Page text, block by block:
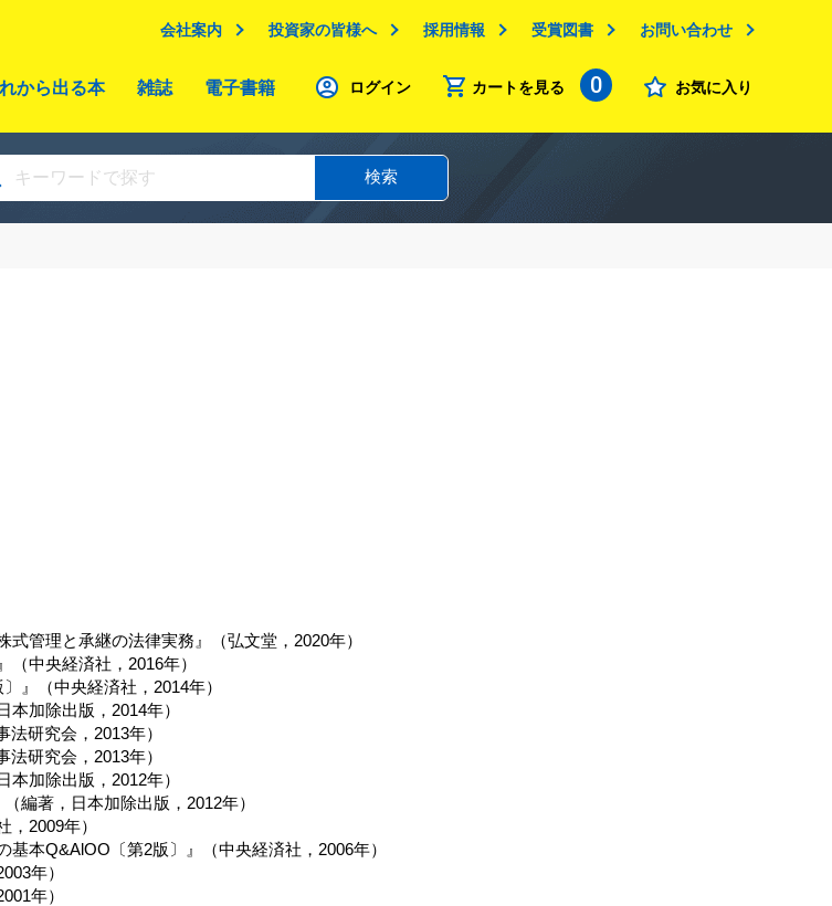
会社案内 投資家の皆様へ 採用情報 受賞図書 お問い合わせ
から出る本 雑誌 電子書籍 ログイン カートを見る 0 お気に入り
検索
式管理と承継の法律実務』（弘文堂，2020年）
（中央経済社，2016年）
』（中央経済社，2014年）
本加除出版，2014年）
法研究会，2013年）
法研究会，2013年）
本加除出版，2012年）
編著，日本加除出版，2012年）
，2009年）
基本Q&AlOO〔第2版〕』（中央経済社，2006年）
年）
年）